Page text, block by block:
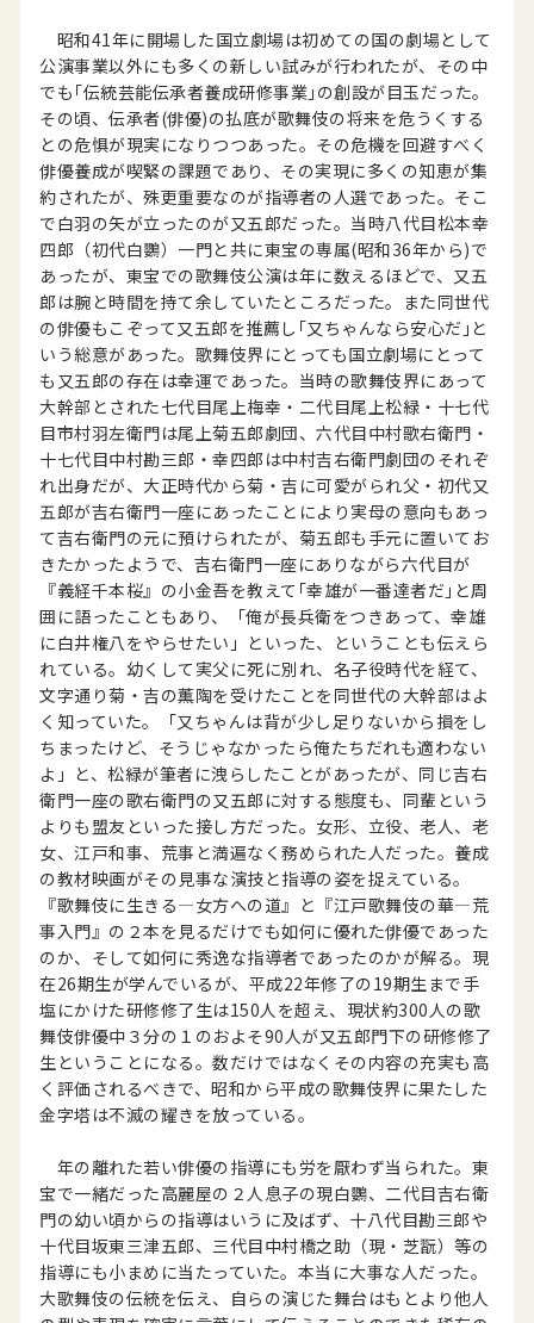
昭和41年に開場した国立劇場は初めての国の劇場として
公演事業以外にも多くの新しい試みが行われたが、その中
でも｢伝統芸能伝承者養成研修事業｣の創設が目玉だった。
その頃、伝承者(俳優)の払底が歌舞伎の将来を危うくする
との危惧が現実になりつつあった。その危機を回避すべく
俳優養成が喫緊の課題であり、その実現に多くの知恵が集
約されたが、殊更重要なのが指導者の人選であった。そこ
で白羽の矢が立ったのが又五郎だった。当時八代目松本幸
四郎（初代白鸚）一門と共に東宝の専属(昭和36年から)で
あったが、東宝での歌舞伎公演は年に数えるほどで、又五
郎は腕と時間を持て余していたところだった。また同世代
の俳優もこぞって又五郎を推薦し｢又ちゃんなら安心だ｣と
いう総意があった。歌舞伎界にとっても国立劇場にとって
も又五郎の存在は幸運であった。当時の歌舞伎界にあって
大幹部とされた七代目尾上梅幸・二代目尾上松緑・十七代
目市村羽左衛門は尾上菊五郎劇団、六代目中村歌右衛門・
十七代目中村勘三郎・幸四郎は中村吉右衛門劇団のそれぞ
れ出身だが、大正時代から菊・吉に可愛がられ父・初代又
五郎が吉右衛門一座にあったことにより実母の意向もあっ
て吉右衛門の元に預けられたが、菊五郎も手元に置いてお
きたかったようで、吉右衛門一座にありながら六代目が
『義経千本桜』の小金吾を教えて｢幸雄が一番達者だ｣と周
囲に語ったこともあり、「俺が長兵衛をつきあって、幸雄
に白井権八をやらせたい」といった、ということも伝えら
れている。幼くして実父に死に別れ、名子役時代を経て、
文字通り菊・吉の薫陶を受けたことを同世代の大幹部はよ
く知っていた。「又ちゃんは背が少し足りないから損をし
ちまったけど、そうじゃなかったら俺たちだれも適わない
よ」と、松緑が筆者に洩らしたことがあったが、同じ吉右
衛門一座の歌右衛門の又五郎に対する態度も、同輩という
よりも盟友といった接し方だった。女形、立役、老人、老
女、江戸和事、荒事と満遍なく務められた人だった。養成
の教材映画がその見事な演技と指導の姿を捉えている。
『歌舞伎に生きる―女方への道』と『江戸歌舞伎の華―荒
事入門』の２本を見るだけでも如何に優れた俳優であった
のか、そして如何に秀逸な指導者であったのかが解る。現
在26期生が学んでいるが、平成22年修了の19期生まで手
塩にかけた研修修了生は150人を超え、現状約300人の歌
舞伎俳優中３分の１のおよそ90人が又五郎門下の研修修了
生ということになる。数だけではなくその内容の充実も高
く評価されるべきで、昭和から平成の歌舞伎界に果たした
金字塔は不滅の耀きを放っている。
年の離れた若い俳優の指導にも労を厭わず当られた。東
宝で一緒だった高麗屋の２人息子の現白鸚、二代目吉右衛
門の幼い頃からの指導はいうに及ばず、十八代目勘三郎や
十代目坂東三津五郎、三代目中村橋之助（現・芝翫）等の
指導にも小まめに当たっていた。本当に大事な人だった。
大歌舞伎の伝統を伝え、自らの演じた舞台はもとより他人